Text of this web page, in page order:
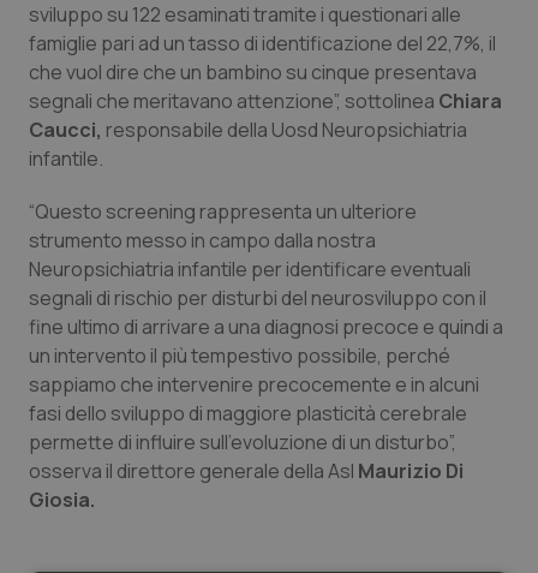
Valle D’Aosta
Veneto
Oncodermatologia
Oncoematologia
Oncologia & Nutrizione
Psoriasi & pelle
Quotidiano Cardiologia
Quotidiano Chirurgia
Quotidiano Oncologia
Quotidiano Pediatria
sviluppo su 122 esaminati tramite i questionari alle
famiglie pari ad un tasso di identificazione del 22,7%, il
che vuol dire che un bambino su cinque presentava
segnali che meritavano attenzione”, sottolinea Chiara
Caucci, responsabile della Uosd Neuropsichiatria
infantile.
“Questo screening rappresenta un ulteriore
strumento messo in campo dalla nostra
Neuropsichiatria infantile per identificare eventuali
segnali di rischio per disturbi del neurosviluppo con il
fine ultimo di arrivare a una diagnosi precoce e quindi a
un intervento il più tempestivo possibile, perché
sappiamo che intervenire precocemente e in alcuni
fasi dello sviluppo di maggiore plasticità cerebrale
permette di influire sull’evoluzione di un disturbo”,
osserva il direttore generale della Asl Maurizio Di
Giosia.